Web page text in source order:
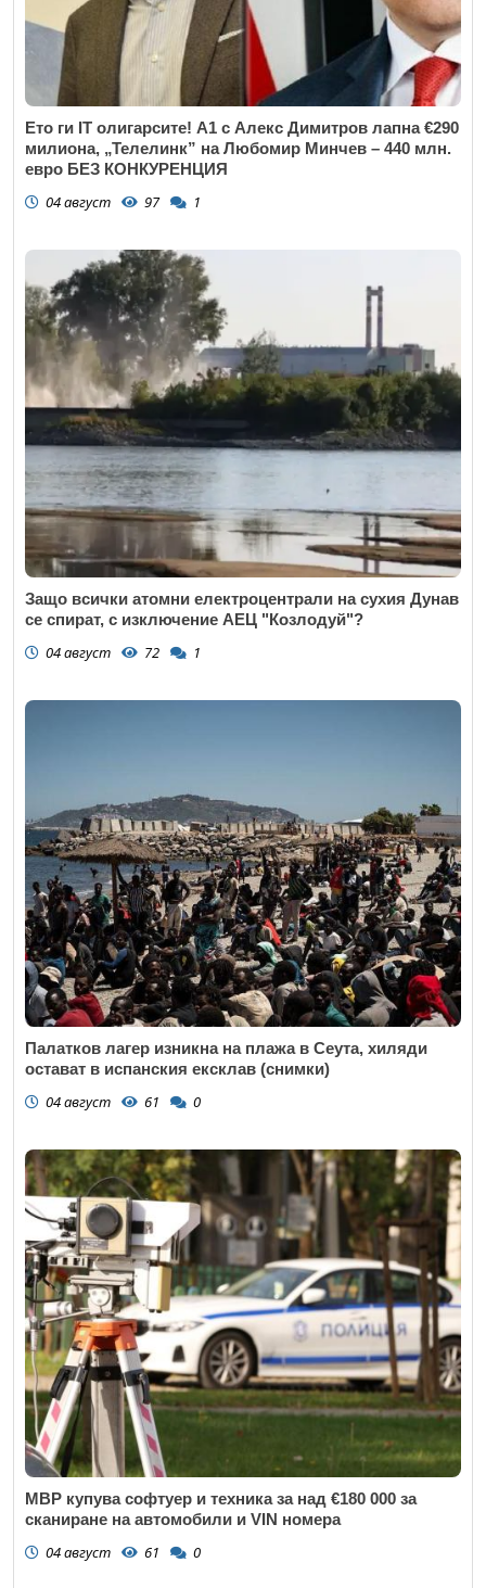
Ето ги IT олигарсите! А1 с Алекс Димитров лапна €290
милиона, „Телелинк” на Любомир Минчев – 440 млн.
евро БЕЗ КОНКУРЕНЦИЯ
04 август 97 1
Защо всички атомни електроцентрали на сухия Дунав
се спират, с изключение АЕЦ "Козлодуй"?
04 август 72 1
Палатков лагер изникна на плажа в Сеута, хиляди
остават в испанския ексклав (снимки)
04 август 61 0
МВР купува софтуер и техника за над €180 000 за
сканиране на автомобили и VIN номера
04 август 61 0